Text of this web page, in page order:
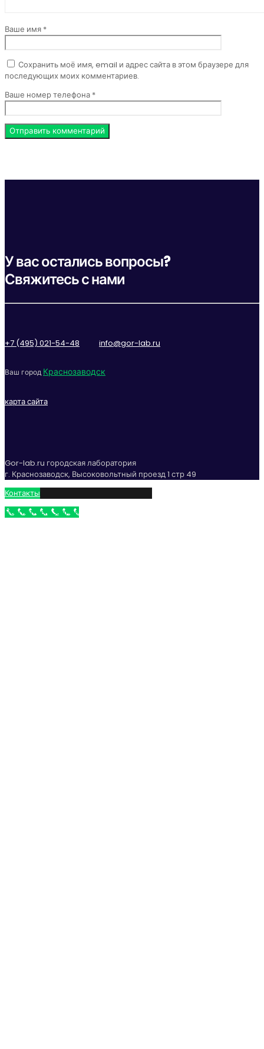
Ваше имя *
Сохранить моё имя, email и адрес сайта в этом браузере для
последующих моих комментариев.
Ваше номер телефона *
У вас остались вопросы?
Свяжитесь с нами
+7 (495) 021-54-48 info@gor-lab.ru
Ваш город Краснозаводск
карта сайта
Gor-lab.ru городская лаборатория
г. Краснозаводск, Высоковольтный проезд 1 стр 49
Контакты
Бесплатный звонок